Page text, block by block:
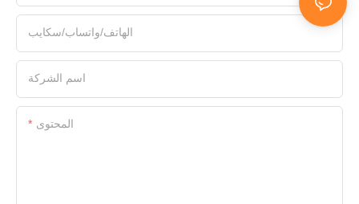
الهاتف/واتساب/سكايب
اسم الشركة
المحتوى